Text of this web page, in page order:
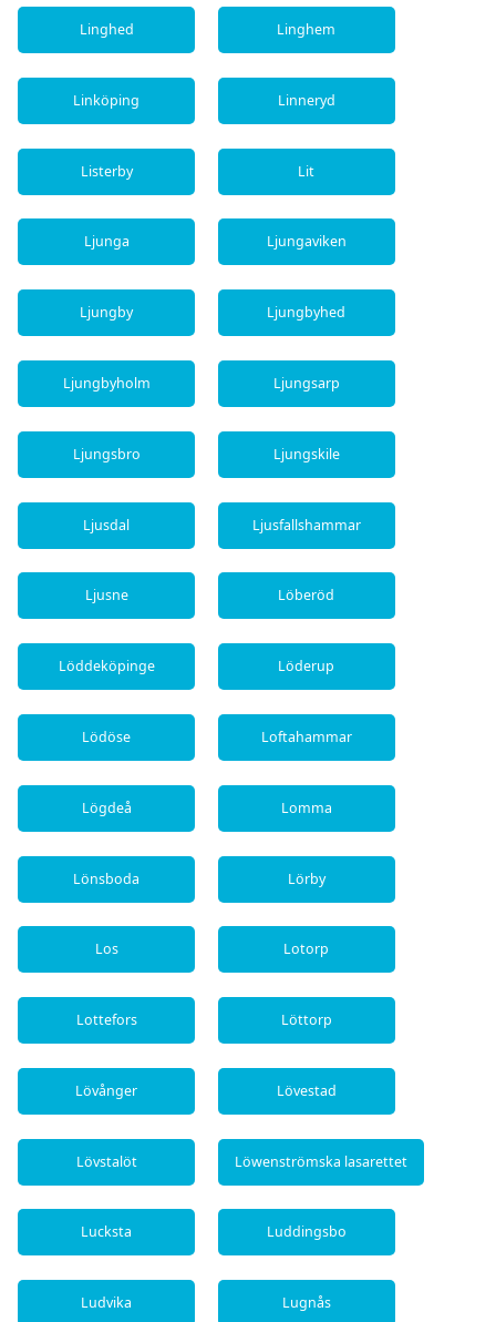
Linghed Linghem
Linköping Linneryd
Listerby Lit
Ljunga Ljungaviken
Ljungby Ljungbyhed
Ljungbyholm Ljungsarp
Ljungsbro Ljungskile
Ljusdal Ljusfallshammar
Ljusne Löberöd
Löddeköpinge Löderup
Lödöse Loftahammar
Lögdeå Lomma
Lönsboda Lörby
Los Lotorp
Lottefors Löttorp
Lövånger Lövestad
Lövstalöt Löwenströmska lasarettet
Lucksta Luddingsbo
Ludvika Lugnås